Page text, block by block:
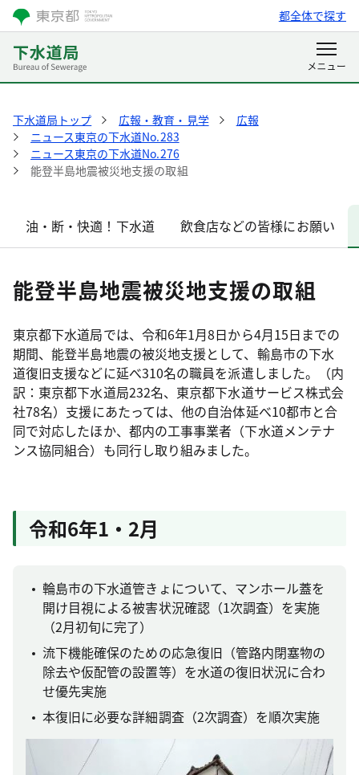
都全体で探す
下水道局トップ 広報・教育・見学
広報
ニュース東京の下水道No.283
ニュース東京の下水道No.276
能登半島地震被災地支援の取組
油・断・快適！下水道 飲食店などの皆様にお願い
能登半島地震被災地支援の取組
東京都下水道局では、令和6年1月8日から4月15日までの
期間、能登半島地震の被災地支援として、輸島市の下水
道復旧支援などに延べ310名の職員を派遣しました。（内
訳：東京都下水道局232名、東京都下水道サービス株式会
社78名）支援にあたっては、他の自治体延べ10都市と合
同で対応したほか、都内の工事事業者（下水道メンテナ
ンス協同組合）も同行し取り組みました。
令和6年1・2月
輪島市の下水道管きょについて、マンホール蓋を
開け目視による被害状況確認（1次調査）を実施
（2月初旬に完了）
流下機能確保のための応急復旧（管路内閉塞物の
除去や仮配管の設置等）を水道の復旧状況に合わ
せ優先実施
本復旧に必要な詳細調査（2次調査）を順次実施